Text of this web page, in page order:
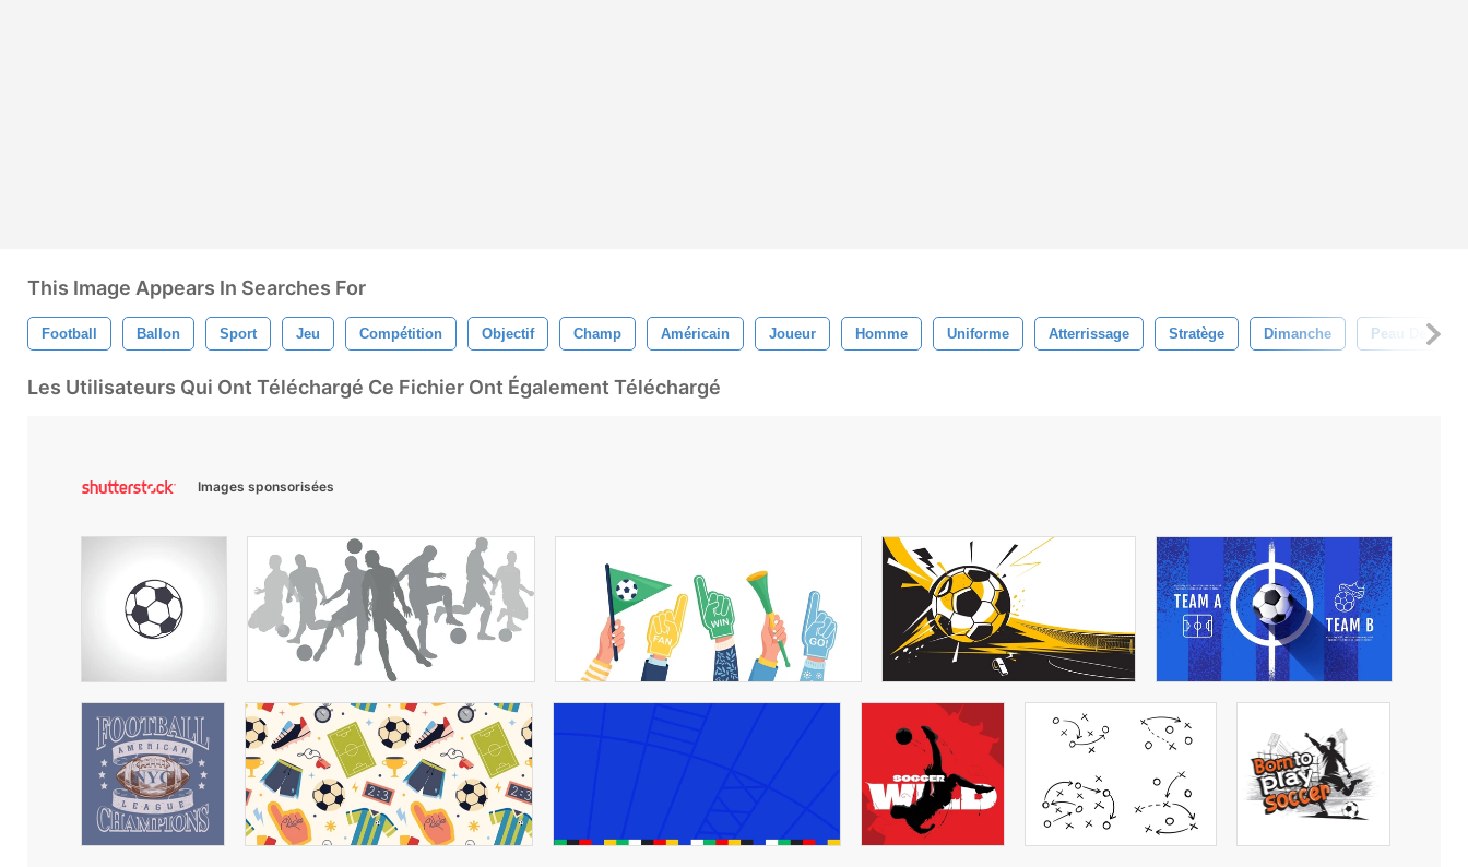
This Image Appears In Searches For
Football Ballon Sport Jeu Compétition Objectif Champ Américain Joueur Homme Uniforme Atterrissage Stratège Dimanche Peau De Porc
Les Utilisateurs Qui Ont Téléchargé Ce Fichier Ont Également Téléchargé
Images sponsorisées